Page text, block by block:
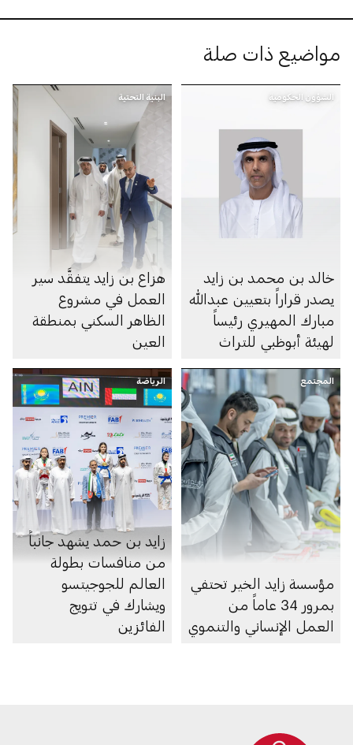
مواضيع ذات صلة
الشؤون الحكومية
خالد بن محمد بن زايد
يصدر قراراً بتعيين عبدالله
مبارك المهيري رئيساً
لهيئة أبوظبي للتراث
البنية التحتية
هزاع بن زايد يتفقَّد سير
العمل في مشروع
الظاهر السكني بمنطقة
العين
المجتمع
مؤسسة زايد الخير تحتفي
بمرور 34 عاماً من
العمل الإنساني والتنموي
الرياضة
زايد بن حمد يشهد جانباً
من منافسات بطولة
العالم للجوجيتسو
ويشارك في تتويج
الفائزين